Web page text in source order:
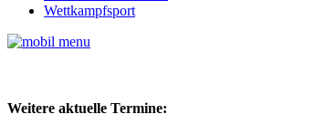
Wettkampfsport
Weitere aktuelle Termine: